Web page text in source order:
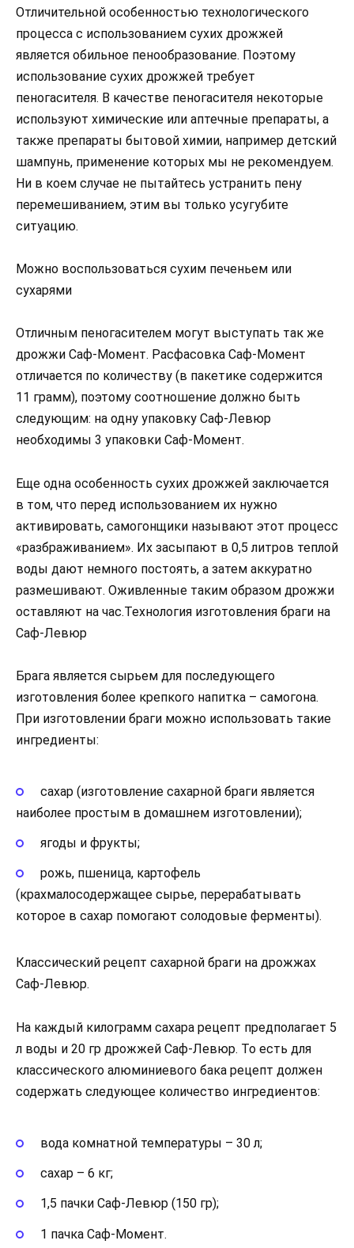
Отличительной особенностью технологического
процесса с использованием сухих дрожжей
является обильное пенообразование. Поэтому
использование сухих дрожжей требует
пеногасителя. В качестве пеногасителя некоторые
используют химические или аптечные препараты, а
также препараты бытовой химии, например детский
шампунь, применение которых мы не рекомендуем.
Ни в коем случае не пытайтесь устранить пену
перемешиванием, этим вы только усугубите
ситуацию.
Можно воспользоваться сухим печеньем или
сухарями
Отличным пеногасителем могут выступать так же
дрожжи Саф-Момент. Расфасовка Саф-Момент
отличается по количеству (в пакетике содержится
11 грамм), поэтому соотношение должно быть
следующим: на одну упаковку Саф-Левюр
необходимы 3 упаковки Саф-Момент.
Еще одна особенность сухих дрожжей заключается
в том, что перед использованием их нужно
активировать, самогонщики называют этот процесс
«разбраживанием». Их засыпают в 0,5 литров теплой
воды дают немного постоять, а затем аккуратно
размешивают. Оживленные таким образом дрожжи
оставляют на час.Технология изготовления браги на
Саф-Левюр
Брага является сырьем для последующего
изготовления более крепкого напитка – самогона.
При изготовлении браги можно использовать такие
ингредиенты:
сахар (изготовление сахарной браги является
наиболее простым в домашнем изготовлении);
ягоды и фрукты;
рожь, пшеница, картофель
(крахмалосодержащее сырье, перерабатывать
которое в сахар помогают солодовые ферменты).
Классический рецепт сахарной браги на дрожжах
Саф-Левюр.
На каждый килограмм сахара рецепт предполагает 5
л воды и 20 гр дрожжей Саф-Левюр. То есть для
классического алюминиевого бака рецепт должен
содержать следующее количество ингредиентов:
вода комнатной температуры – 30 л;
сахар – 6 кг;
1,5 пачки Саф-Левюр (150 гр);
1 пачка Саф-Момент.